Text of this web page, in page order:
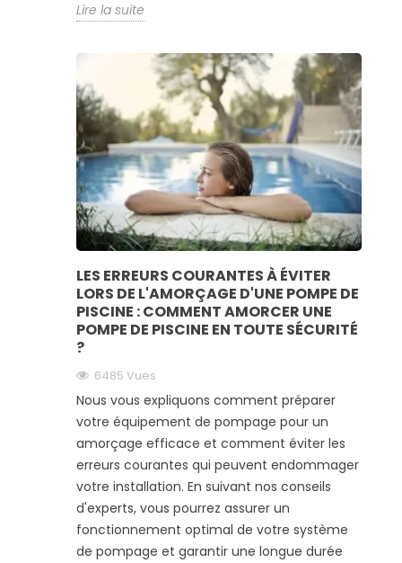
Lire la suite
LES ERREURS COURANTES À ÉVITER
LORS DE L'AMORÇAGE D'UNE POMPE DE
PISCINE : COMMENT AMORCER UNE
POMPE DE PISCINE EN TOUTE SÉCURITÉ
?
6485 Vues
Nous vous expliquons comment préparer
votre équipement de pompage pour un
amorçage efficace et comment éviter les
erreurs courantes qui peuvent endommager
votre installation. En suivant nos conseils
d'experts, vous pourrez assurer un
fonctionnement optimal de votre système
de pompage et garantir une longue durée